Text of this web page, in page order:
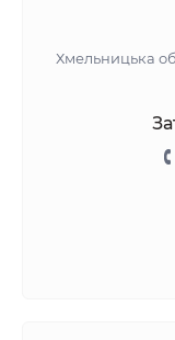
Хмельницька